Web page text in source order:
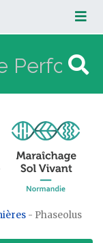
- Phaseolus